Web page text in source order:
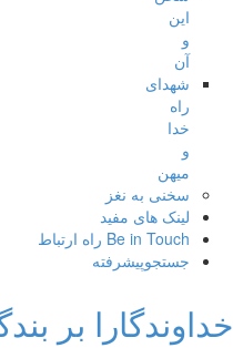
این
و
آن
شهدای
راه
خدا
و
میهن
سخنی به نغز
لینک های مفید
Be in Touch راه ارتباط
جستجوپیشرفته
خداوندگارا بر